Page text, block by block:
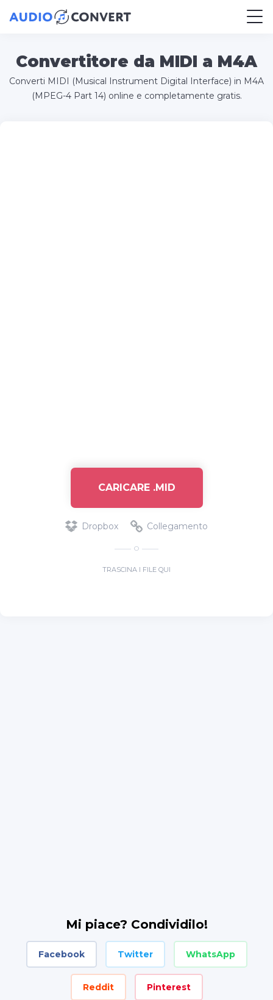
Convertitore da MIDI a M4A
Converti MIDI (Musical Instrument Digital Interface) in M4A
(MPEG-4 Part 14) online e completamente gratis.
CARICARE .MID
Dropbox Collegamento
O
TRASCINA I FILE QUI
Mi piace? Condividilo!
Facebook Twitter WhatsApp
Reddit Pinterest